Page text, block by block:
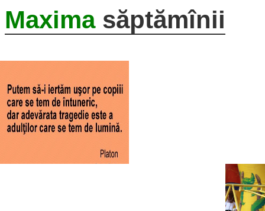
Maxima săptămînii